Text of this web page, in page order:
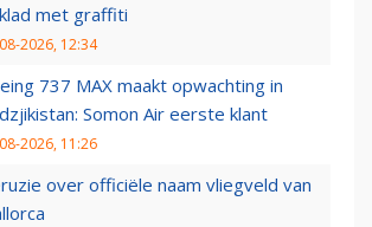
met graffiti
2026, 12:34
737 MAX maakt opwachting in
Somon Air eerste klant
2026, 11:26
over officiële naam vliegveld van